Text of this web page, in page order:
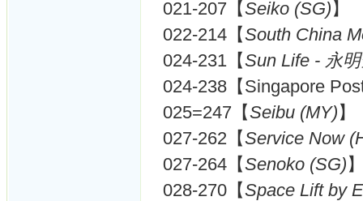
021-207【Seiko (SG)】
022-214【South China
024-231【Sun Life - 永
024-238【Singapore
025=247【Seibu (MY)】
027-262【Service Now
027-264【Senoko (SG)
028-270【Space Lift by